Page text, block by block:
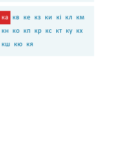
ка кв ке кз ки кі кл
км
кн ко кп кр кс кт ку кх
кш кю кя